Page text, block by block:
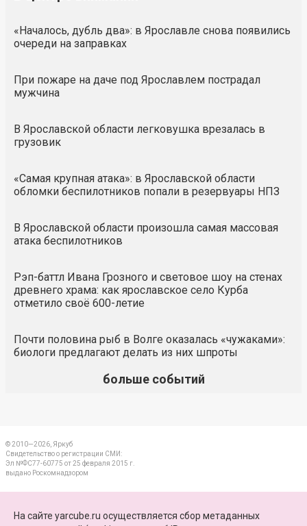
«Началось, дубль два»: в Ярославле снова появились
очереди на заправках
При пожаре на даче под Ярославлем пострадал
мужчина
В Ярославской области легковушка врезалась в
грузовик
«Самая крупная атака»: в Ярославской области
обломки беспилотников попали в резервуары НПЗ
В Ярославской области произошла самая массовая
атака беспилотников
Рэп-баттл Ивана Грозного и световое шоу на стенах
древнего храма: как ярославское село Курба
отметило своё 600-летие
Почти половина рыб в Волге оказалась «чужаками»:
биологи предлагают делать из них шпроты
больше событий
© 2010—2026, Яркуб
Свидетельство о регистрации СМИ:
Эл №ФС77-60775 от 25 февраля 2015 г.
выдано Роскомнадзором
На сайте yarcube.ru осуществляется сбор метаданных